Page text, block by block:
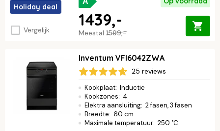
Holiday deal
Vergelijk Meestal 1599,-
1439,-
Inventum VFI6042ZWA
25 reviews
Kookplaat: Inductie
Kookzones: 4
Elektra aansluiting: 2 fasen, 3 fasen
Breedte: 60 cm
Maximale temperatuur: 250 °C